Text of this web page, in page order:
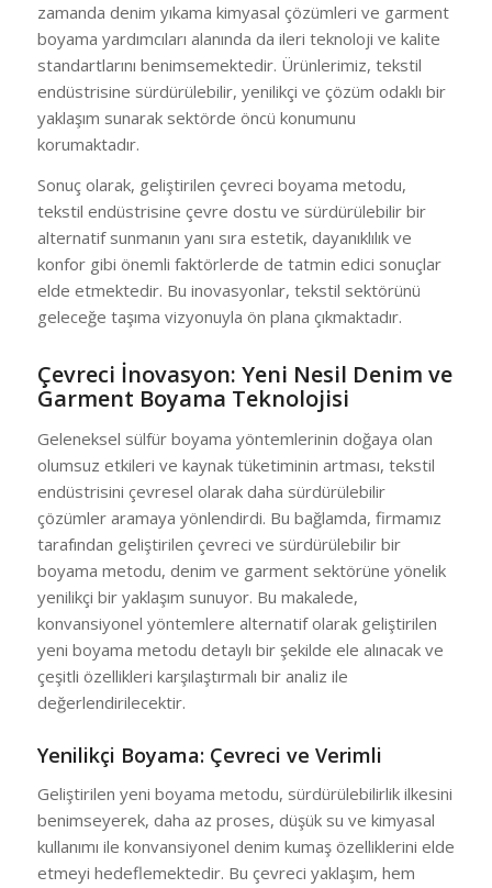
zamanda denim yıkama kimyasal çözümleri ve garment
boyama yardımcıları alanında da ileri teknoloji ve kalite
standartlarını benimsemektedir. Ürünlerimiz, tekstil
endüstrisine sürdürülebilir, yenilikçi ve çözüm odaklı bir
yaklaşım sunarak sektörde öncü konumunu
korumaktadır.
Sonuç olarak, geliştirilen çevreci boyama metodu,
tekstil endüstrisine çevre dostu ve sürdürülebilir bir
alternatif sunmanın yanı sıra estetik, dayanıklılık ve
konfor gibi önemli faktörlerde de tatmin edici sonuçlar
elde etmektedir. Bu inovasyonlar, tekstil sektörünü
geleceğe taşıma vizyonuyla ön plana çıkmaktadır.
Çevreci İnovasyon: Yeni Nesil Denim ve
Garment Boyama Teknolojisi
Geleneksel sülfür boyama yöntemlerinin doğaya olan
olumsuz etkileri ve kaynak tüketiminin artması, tekstil
endüstrisini çevresel olarak daha sürdürülebilir
çözümler aramaya yönlendirdi. Bu bağlamda, firmamız
tarafından geliştirilen çevreci ve sürdürülebilir bir
boyama metodu, denim ve garment sektörüne yönelik
yenilikçi bir yaklaşım sunuyor. Bu makalede,
konvansiyonel yöntemlere alternatif olarak geliştirilen
yeni boyama metodu detaylı bir şekilde ele alınacak ve
çeşitli özellikleri karşılaştırmalı bir analiz ile
değerlendirilecektir.
Yenilikçi Boyama: Çevreci ve Verimli
Geliştirilen yeni boyama metodu, sürdürülebilirlik ilkesini
benimseyerek, daha az proses, düşük su ve kimyasal
kullanımı ile konvansiyonel denim kumaş özelliklerini elde
etmeyi hedeflemektedir. Bu çevreci yaklaşım, hem